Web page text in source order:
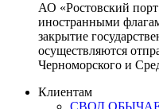
АО «Ростовский
иностранными
закрытие
осуществляются
Черноморского и
Клиентам
СВОД